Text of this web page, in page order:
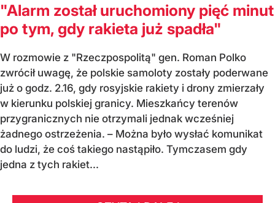
"Alarm został uruchomiony pięć minut
po tym, gdy rakieta już spadła"
W rozmowie z "Rzeczpospolitą" gen. Roman Polko
zwrócił uwagę, że polskie samoloty zostały poderwane
już o godz. 2.16, gdy rosyjskie rakiety i drony zmierzały
w kierunku polskiej granicy. Mieszkańcy terenów
przygranicznych nie otrzymali jednak wcześniej
żadnego ostrzeżenia. – Można było wysłać komunikat
do ludzi, że coś takiego nastąpiło. Tymczasem gdy
jedna z tych rakiet...